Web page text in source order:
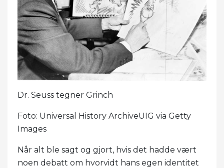
Dr. Seuss tegner Grinch
Foto: Universal History ArchiveUIG via Getty
Images
Når alt ble sagt og gjort, hvis det hadde vært
noen debatt om hvorvidt hans egen identitet